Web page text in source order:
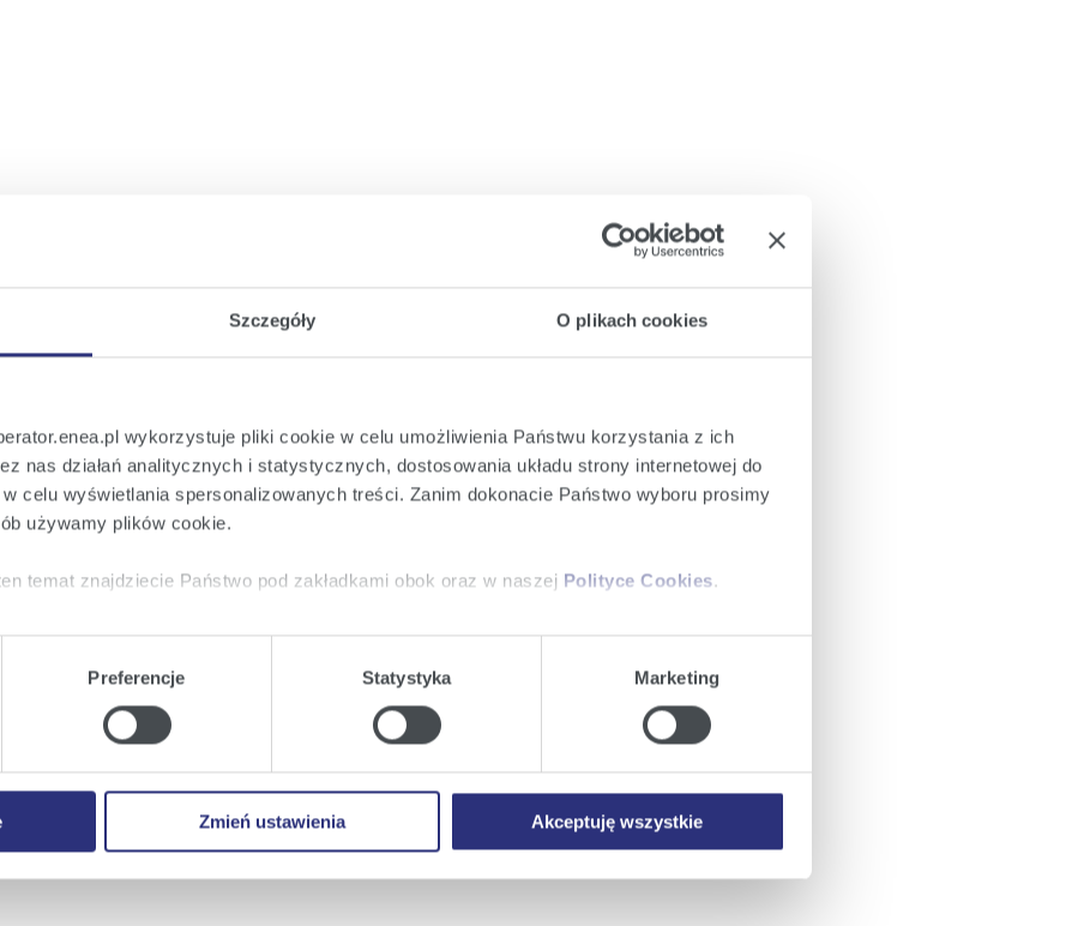
Szczegóły O plikach cookies
wykorzystuje pliki cookie w celu umożliwienia Państwu korzystania z ich
nas działań analitycznych i statystycznych, dostosowania układu strony internetowej do
celu wyświetlania spersonalizowanych treści. Zanim dokonacie Państwo wyboru prosimy
używamy plików cookie.
temat znajdziecie Państwo pod zakładkami obok oraz w naszej Polityce Cookies.
wyrażają Państwo zgodę na umieszczenie wszystkich rodzajów plików cookie z
urządzeniu.
, możecie Państwo wybrać jakie rodzaje plików cookie będziemy umieszczać w Państwa
Preferencje Statystyka Marketing
Zmień ustawienia Akceptuję wszystkie
przyłączenia